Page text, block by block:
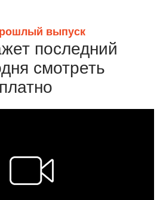
выпуск
последний
смотреть